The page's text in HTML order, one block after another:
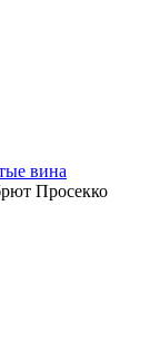
вина
Просекко